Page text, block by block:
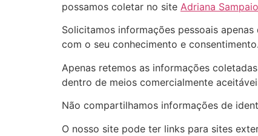
possamos coletar no site Adriana Sampaio
Solicitamos informações pessoais
com o seu conhecimento e
Apenas retemos as informações
dentro de meios comercialmente
Não compartilhamos informações de
O nosso site pode ter links para sites